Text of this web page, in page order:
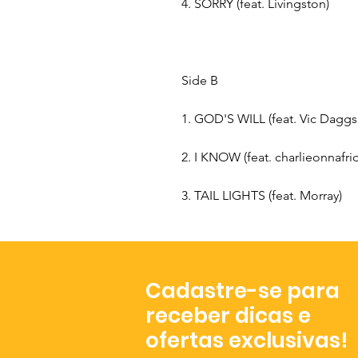
4. SORRY (feat. Livingston)
Side B
1. GOD'S WILL (feat. Vic
2. I KNOW (feat.
3. TAIL LIGHTS (feat. Morray)
Cadastre-se para
receber dicas e
ofertas exclusivas!